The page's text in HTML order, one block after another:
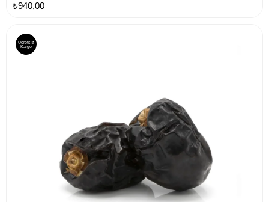
₺940,00
Ücretsiz
Kargo